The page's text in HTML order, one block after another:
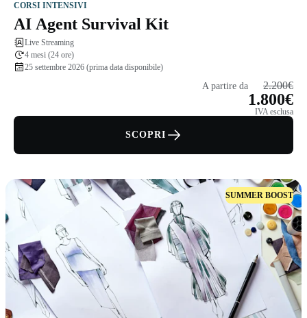
CORSI INTENSIVI
AI Agent Survival Kit
Live Streaming
4 mesi (24 ore)
25 settembre 2026 (prima data disponibile)
A partire da 2.200€
1.800€
IVA esclusa
SCOPRI
SUMMER BOOST